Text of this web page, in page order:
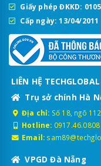
Giấy phép ĐKKD:
Cấp ngày: 13/04/2011
LIÊN HỆ TECHGLOBAL
Trụ sở chính Hà
Địa chỉ: Số 18, ngõ
Hotline: 0917.46.0808
Email:
VPGD Đà Nẵng